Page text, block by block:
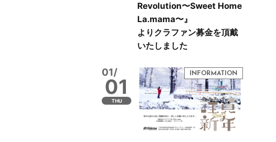
Revolution〜Sweet Home
La.mama〜』
よりクラファン募金を頂戴
いたしました
01/
01
THU